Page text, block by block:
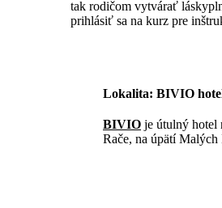
tak rodičom vytvárať
prihlásiť sa na kurz pre
Lokalita: BIVIO
BIVIO je útulný hotel
Rače, na úpätí Malých